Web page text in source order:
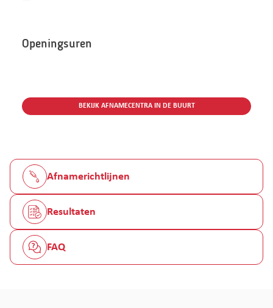
Openingsuren
BEKIJK AFNAMECENTRA IN DE BUURT
Afnamerichtlijnen
Resultaten
FAQ